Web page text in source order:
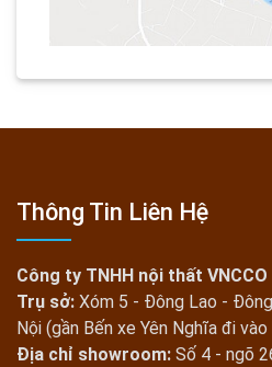
Thông Tin Liên Hệ
Công ty TNHH nội thất VNCCO
Trụ sở: Xóm 5 - Đông Lao -
Nội (gần Bến xe Yên Nghĩa đi
Địa chỉ showroom: Số 4 - ngõ